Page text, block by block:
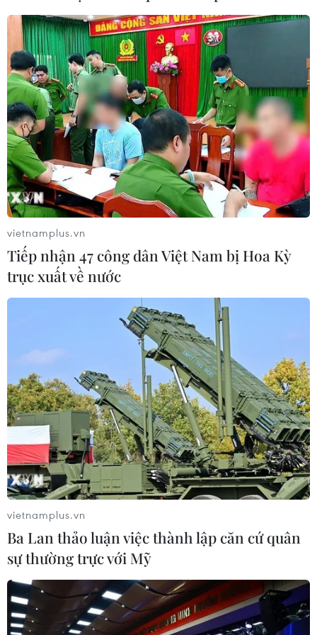
Tháo gỡ "điểm nghẽn" dữ liệu: Bộ Y
tế tăng tốc chuyển đổi số toàn diện
04/08/2026 08:08
Kết nối toàn cầu về công nghệ và
khởi nghiệp đổi mới sáng tạo
04/08/2026 05:33
Vì sao Google khiến Mỹ và
EU đối đầu về chủ quyền số?
04/08/2026 04:13
Quảng Trị: Hiệu lực mới từ nền hành
Hải Phòng khẳng định vị thế Thành
phố đổi mới sáng tạo
04/08/2026 01:26
Xem thêm
CƠ QUAN CHỦ QUẢN: THÔNG TẤN XÃ VIỆT NAM
vietnamplus.vn
Tiếp nhận 47 công dân Việt Nam bị Hoa Kỳ
trục xuất về nước
vietnamplus.vn
Ba Lan thảo luận việc thành lập căn cứ quân
sự thường trực với Mỹ